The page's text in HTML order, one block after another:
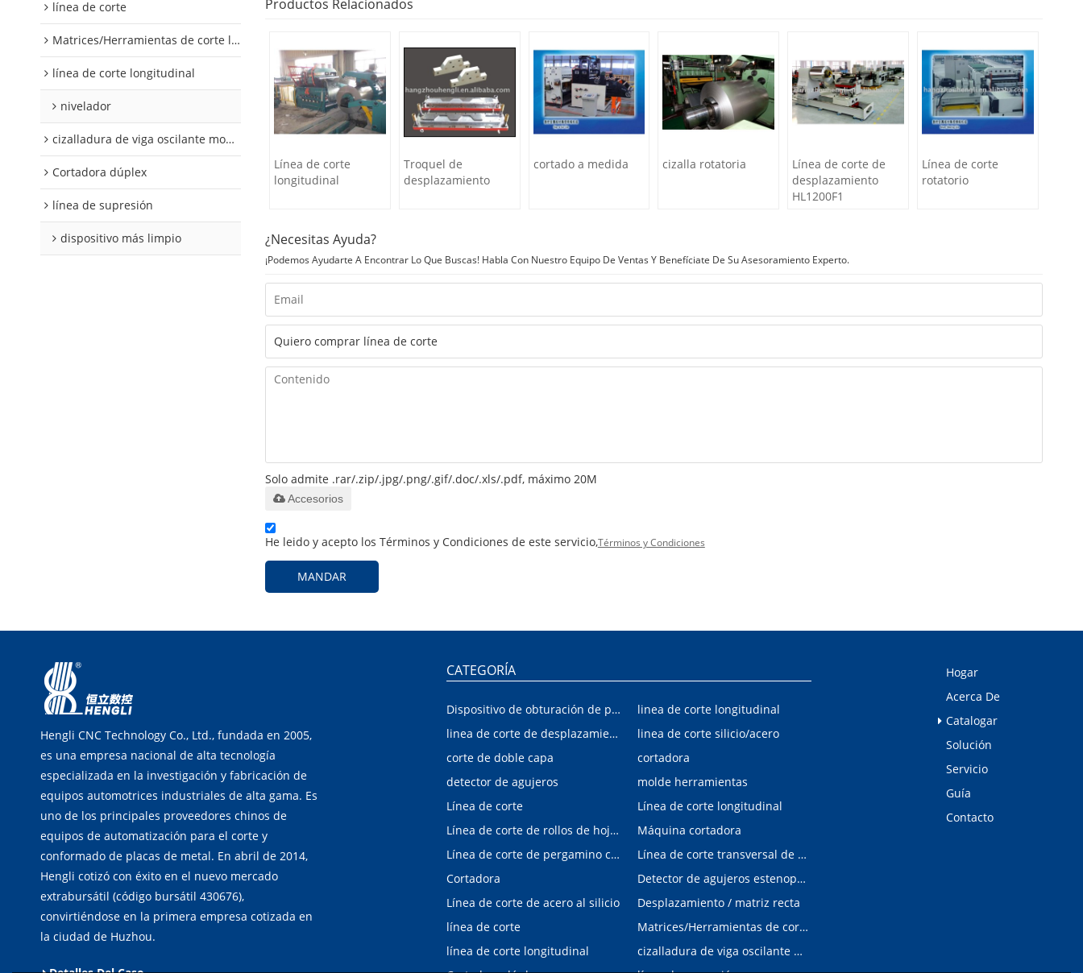
línea de corte
Matrices/Herramientas de corte longitudinal
línea de corte longitudinal
nivelador
cizalladura de viga oscilante modular
Cortadora dúplex
línea de supresión
dispositivo más limpio
Productos Relacionados
Línea de corte
longitudinal
Troquel de
desplazamiento
cortado a medida cizalla rotatoria
Línea de corte de
desplazamiento
HL1200F1
Línea de corte
rotatorio
¿Necesitas Ayuda?
¡Podemos Ayudarte A Encontrar Lo Que Buscas! Habla Con Nuestro Equipo De Ventas Y Benefíciate De Su Asesoramiento Experto.
Solo admite .rar/.zip/.jpg/.png/.gif/.doc/.xls/.pdf, máximo 20M
Accesorios
He leido y acepto los Términos y Condiciones de este servicio,Términos y Condiciones
MANDAR
Hengli CNC Technology Co., Ltd., fundada en 2005,
es una empresa nacional de alta tecnología
especializada en la investigación y fabricación de
equipos automotrices industriales de alta gama. Es
uno de los principales proveedores chinos de
equipos de automatización para el corte y
conformado de placas de metal. En abril de 2014,
Hengli cotizó con éxito en el nuevo mercado
extrabursátil (código bursátil 430676),
convirtiéndose en la primera empresa cotizada en
la ciudad de Huzhou.
CATEGORÍA
Dispositivo de obturación de placa interior/exterior de automóvil
linea de corte longitudinal
linea de corte de desplazamiento de hojalata y aluminio
linea de corte silicio/acero
corte de doble capa
cortadora
detector de agujeros
molde herramientas
Línea de corte
Línea de corte longitudinal
Línea de corte de rollos de hojalata y aluminio
Máquina cortadora
Línea de corte de pergamino con control digital
Línea de corte transversal de acero al silicio
Cortadora
Detector de agujeros estenopeicos
Línea de corte de acero al silicio
Desplazamiento / matriz recta
línea de corte
Matrices/Herramientas de corte longitudinal
línea de corte longitudinal
cizalladura de viga oscilante modular
Hogar
Acerca De
Catalogar
Solución
Servicio
Guía
Contacto